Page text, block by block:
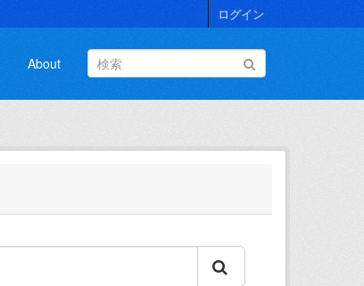
ログイン
About